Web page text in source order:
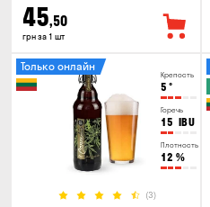
45,50
грн за 1 шт
Крепость
5 °
Горечь
15 IBU
Плотность
12 %
(3)
Только онлайн